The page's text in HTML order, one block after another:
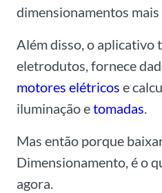
dimensionamentos mais
Além disso, o aplicativo
eletrodutos, fornece
motores elétricos e
iluminação etomadas.
Mas então porque
Dimensionamento, é o
agora.